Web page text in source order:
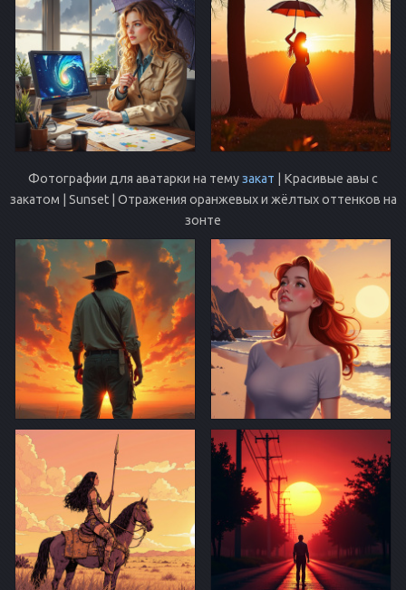
Фотографии для аватарки на темузакат | Красивые авы с
закатом | Sunset | Отражения оранжевых и жёлтых оттенков на
зонте